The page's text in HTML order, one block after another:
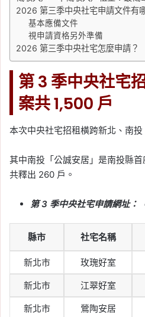
2026 第三季中央社宅申請文件有
基本應備文件
視申請資格另外準備
2026 第三季中央社宅怎麼申請？
第 3 季中央社宅
案共 1,500 戶
本次中央社宅招租橫跨新北、南投
其中南投「公誠安居」是南投縣
共釋出 260 戶。
第 3 季中央社宅申請網址：
縣市 社宅名稱
新北市 玫瑰好室
新北市 江翠好室
新北市 鶯陶安居